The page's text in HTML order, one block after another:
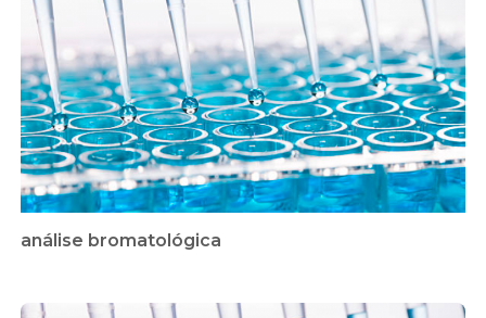
análise bromatológica